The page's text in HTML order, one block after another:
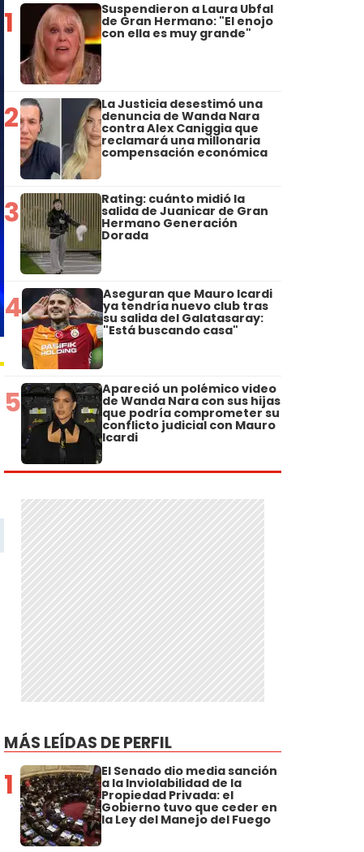
1 Suspendieron a Laura Ubfal
de Gran Hermano: "El enojo
con ella es muy grande"
2 La Justicia desestimó una
denuncia de Wanda Nara
contra Alex Caniggia que
reclamará una millonaria
compensación económica
3 Rating: cuánto midió la
salida de Juanicar de Gran
Hermano Generación
Dorada
4 Aseguran que Mauro Icardi
ya tendría nuevo club tras
su salida del Galatasaray:
"Está buscando casa"
5 Apareció un polémico video
de Wanda Nara con sus hijas
que podría comprometer su
conflicto judicial con Mauro
Icardi
MÁS LEÍDAS DE PERFIL
1 El Senado dio media sanción
a la Inviolabilidad de la
Propiedad Privada: el
Gobierno tuvo que ceder en
la Ley del Manejo del Fuego